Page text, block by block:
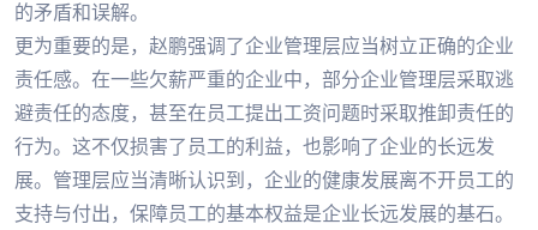
的矛盾和误解。
更为重要的是，赵鹏强调了企业管理层应当树立正确的企业
责任感。在一些欠薪严重的企业中，部分企业管理层采取逃
避责任的态度，甚至在员工提出工资问题时采取推卸责任的
行为。这不仅损害了员工的利益，也影响了企业的长远发
展。管理层应当清晰认识到，企业的健康发展离不开员工的
支持与付出，保障员工的基本权益是企业长远发展的基石。